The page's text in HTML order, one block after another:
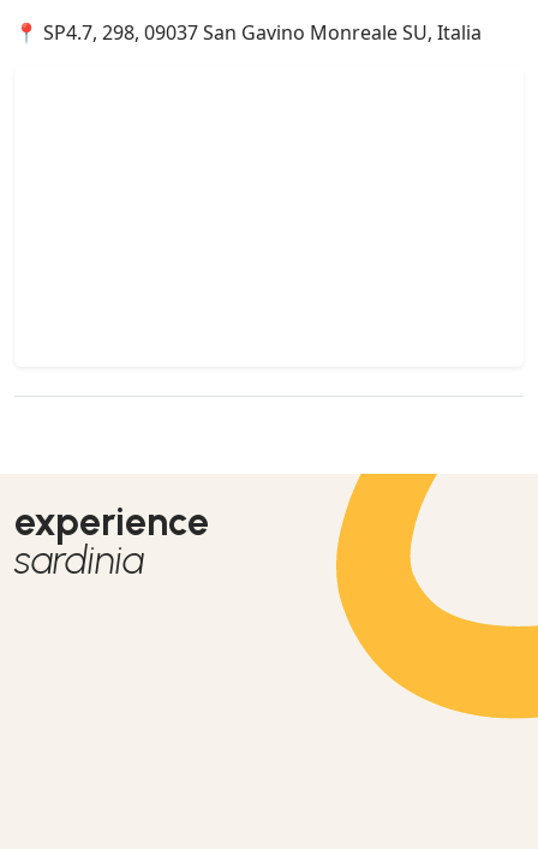
📍 SP4.7, 298, 09037 San Gavino Monreale SU, Italia
experience
sardinia